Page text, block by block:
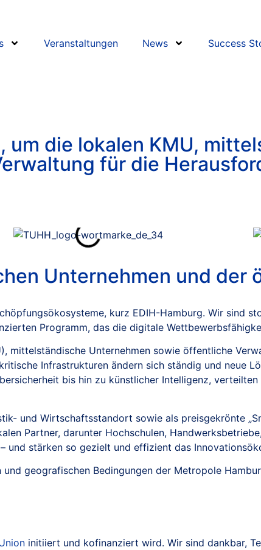
Veranstaltungen News Success
die lokalen KMU,
für die
Unternehmen und der
kurz EDIH-Hamburg. Wir sind
Programm, das die digitale
mittelständische Unternehmen sowie öffentliche
Infrastrukturen ändern sich ständig und neue
bis hin zu künstlicher Intelligenz,
und Wirtschaftsstandort sowie als preisgekrönte
Partner, darunter Hochschulen,
und stärken so gezielt und effizient das
geografischen Bedingungen der Metropole
initiiert und kofinanziert wird. Wir sind dankbar,